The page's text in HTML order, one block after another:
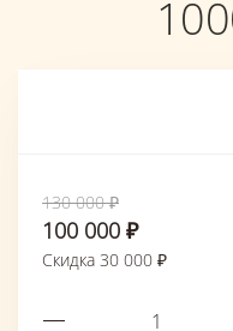
130 000 ₽
100 000 ₽
Скидка 30 000 ₽